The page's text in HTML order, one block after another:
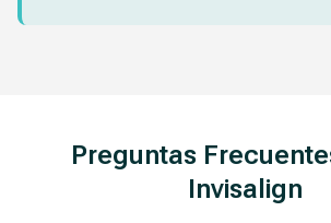
Preguntas
Invisalign